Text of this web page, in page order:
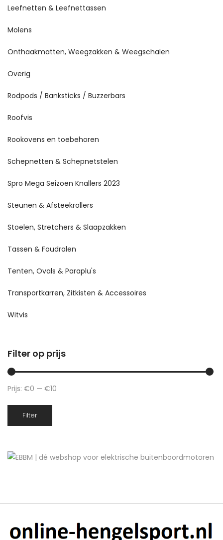
Leefnetten & Leefnettassen
Molens
Onthaakmatten, Weegzakken & Weegschalen
Overig
Rodpods / Banksticks / Buzzerbars
Roofvis
Rookovens en toebehoren
Schepnetten & Schepnetstelen
Spro Mega Seizoen Knallers 2023
Steunen & Afsteekrollers
Stoelen, Stretchers & Slaapzakken
Tassen & Foudralen
Tenten, Ovals & Paraplu's
Transportkarren, Zitkisten & Accessoires
Witvis
Filter op prijs
Filter
Prijs: €0 — €10